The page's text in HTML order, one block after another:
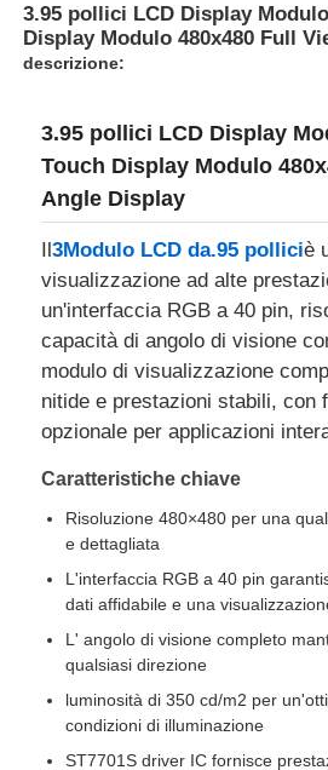
Casa.
Prodotti
Video
Chi Siamo
Visita alla fabbrica
Controllo di qualità
Contattaci
Notizie
Casi
Display LCD TFT
3.95 pollici LCD Display
Display Modulo 480x480 Full
descrizione:
3.95 pollici LCD Display
Touch Display Modulo
Angle Display
Il3Modulo LCD da.95 polliciè
visualizzazione ad alte
un'interfaccia RGB a 40 pin,
capacità di angolo di visione
modulo di visualizzazione
nitide e prestazioni stabili, con
opzionale per applicazioni
Caratteristiche chiave
Risoluzione 480×480 per una
e dettagliata
L'interfaccia RGB a 40 pin
dati affidabile e una
L' angolo di visione completo
qualsiasi direzione
luminosità di 350 cd/m2 per
condizioni di illuminazione
ST7701S driver IC fornisce